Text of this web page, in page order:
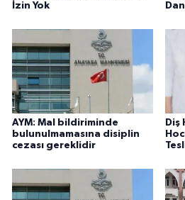
İzin Yok
AYM: Mal bildiriminde
bulunulmamasına disiplin
cezası gereklidir
Diş